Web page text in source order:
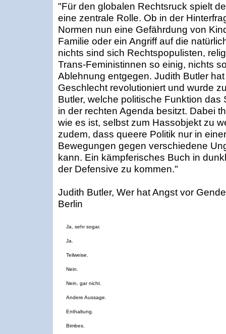
"Für den globalen Rechtsruck spielt
eine zentrale Rolle. Ob in der
Normen nun eine Gefährdung von
Familie oder ein Angriff auf die
nichts sind sich Rechtspopulisten,
Trans-Feministinnen so einig, nichts
Ablehnung entgegen. Judith Butler
Geschlecht revolutioniert und wurde
Butler, welche politische Funktion
in der rechten Agenda besitzt. Dabei
wie es ist, selbst zum Hassobjekt zu
zudem, dass queere Politik nur in
Bewegungen gegen verschiedene
kann. Ein kämpferisches Buch in
der Defensive zu kommen."
Judith Butler, Wer hat Angst vor
Berlin
Ja, sehr sogar.
Ja.
Teilweise.
Nein.
Nein, gar nicht.
Andere Aussage.
Enthaltung.
Bimbes.